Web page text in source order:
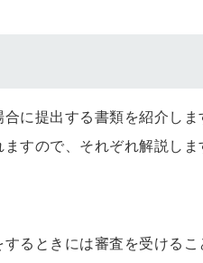
に提出する書類を紹介し
すので、それぞれ解説しま
るときには審査を受ける